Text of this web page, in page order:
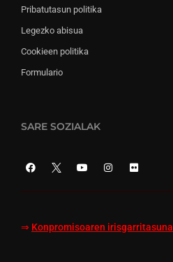
Pribatutasun politika
Legezko abisua
Cookieen politika
Formulario
SARE SOZIALAK
⇒ Konpromisoaren irisgarritasuna